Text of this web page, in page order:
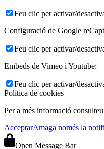
Feu clic per activar/
Configuració de Google
Feu clic per activar/
Embeds de Vimeo i Youtube:
Feu clic per activar/
Política de cookies
Per a més informació
AcceptarAmaga només la
Open Message Bar